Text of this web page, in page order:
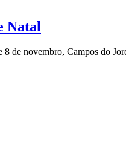
Natal
novembro, Campos do